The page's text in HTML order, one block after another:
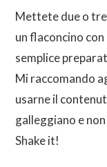
Mettete due o tre
un flaconcino con
semplice
Mi raccomando
usarne il
galleggiano e
Shake it!